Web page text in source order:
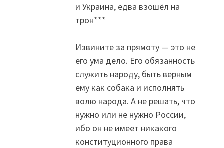
и Украина, едва взошёл на
трон***
Извините за прямоту — это не
его ума дело. Его обязанность
служить народу, быть верным
ему как собака и исполнять
волю народа. А не решать, что
нужно или не нужно России,
ибо он не имеет никакого
конституционного права